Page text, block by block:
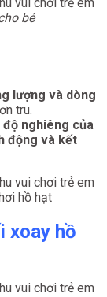
bé
lượng và dòng
tru.
độ nghiêng của
động và kết
hồ hạt
xoay hồ